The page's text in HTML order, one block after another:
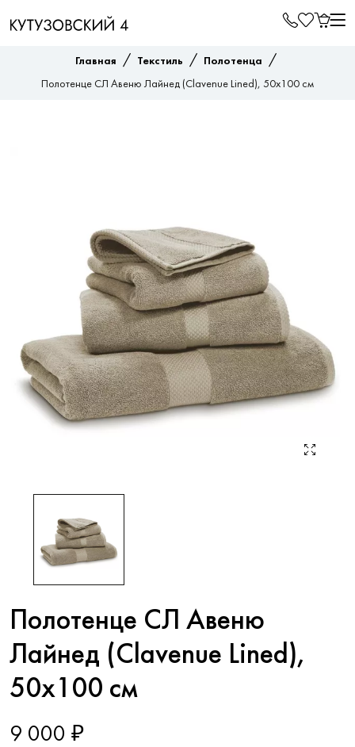
Главная / Текстиль / Полотенца /
Полотенце СЛ Авеню Лайнед (Clavenue Lined), 50x100 см
Полотенце СЛ Авеню
Лайнед (Clavenue Lined),
50x100 см
9 000 ₽